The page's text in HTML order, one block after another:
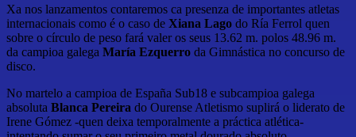
Xa nos lanzamentos contaremos ca presenza de importantes atletas
internacionais como é o caso de Xiana Lago do Ría Ferrol quen
sobre o círculo de peso fará valer os seus 13.62 m. polos 48.96 m.
da campioa galega María Ezquerro da Gimnástica no concurso de
disco.
No martelo a campioa de España Sub18 e subcampioa galega
absoluta Blanca Pereira do Ourense Atletismo suplirá o liderato de
Irene Gómez -quen deixa temporalmente a práctica atlética-